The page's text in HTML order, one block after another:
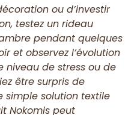
ou d’investir
testez un rideau
pendant quelques
et observez l’évolution
niveau de stress ou de
être surpris de
simple solution textile
Nokomis peut